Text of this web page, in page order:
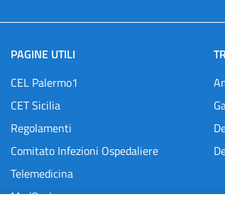
PAGINE UTILI
CEL Palermo1
CET Sicilia
Regolamenti
Comitato Infezioni Ospedaliere
Telemedicina
MedOral